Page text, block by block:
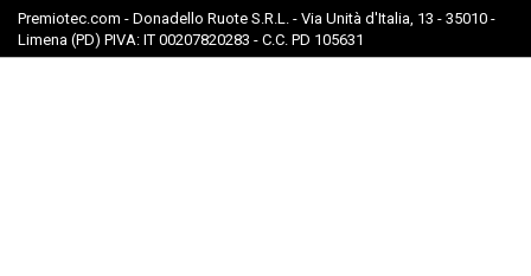
Premiotec.com - Donadello Ruote S.R.L. - Via Unità d'Italia, 13 - 35010 -
Limena (PD) PIVA: IT 00207820283 - C.C. PD 105631